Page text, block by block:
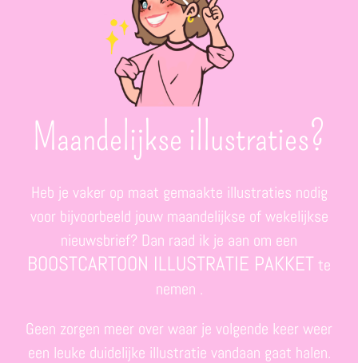
Maandelijkse illustraties?
Heb je vaker op maat gemaakte illustraties nodig
voor bijvoorbeeld jouw maandelijkse of wekelijkse
nieuwsbrief? Dan raad ik je aan om een
BOOSTCARTOON ILLUSTRATIE PAKKETte
nemen .
Geen zorgen meer over waar je volgende keer weer
een leuke duidelijke illustratie vandaan gaat halen.